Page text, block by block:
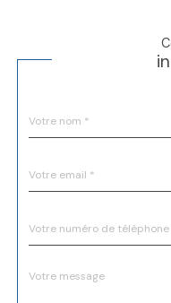
par
*
*
*
Fieldset
Message
*